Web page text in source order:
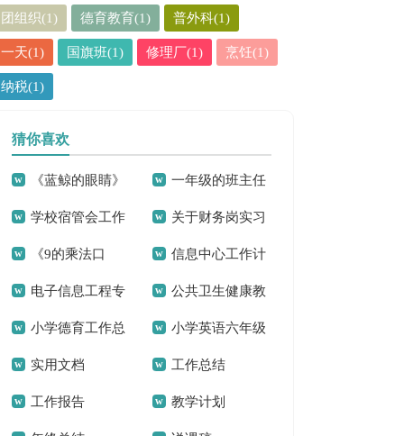
团组织(1) 德育教育(1) 普外科(1)
一天(1) 国旗班(1) 修理厂(1) 烹饪(1)
纳税(1)
猜你喜欢
《蓝鲸的眼睛》
读后感(汇编15篇)
一年级的班主任
家长会发言稿
学校宿管会工作
计划
关于财务岗实习
报告范文合集八篇
《9的乘法口
诀》二年级数学教
学反思
信息中心工作计
划16篇
电子信息工程专
业自荐信
公共卫生健康教
育工作总结
小学德育工作总
结2篇
小学英语六年级
上册教学反思
实用文档 工作总结
工作报告 教学计划